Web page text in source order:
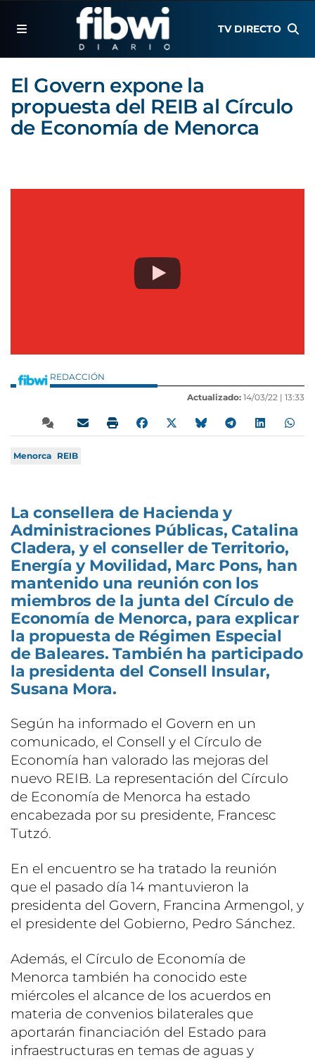
TV DIRECTO
El Govern expone la
propuesta del REIB al Círculo
de Economía de Menorca
REDACCIÓN
Actualizado: 14/03/22 | 13:33
Menorca REIB
La consellera de Hacienda y
Administraciones Públicas, Catalina
Cladera, y el conseller de Territorio,
Energía y Movilidad, Marc Pons, han
mantenido una reunión con los
miembros de la junta del Círculo de
Economía de Menorca, para explicar
la propuesta de Régimen Especial
de Baleares. También ha participado
la presidenta del Consell Insular,
Susana Mora.
Según ha informado el Govern en un
comunicado, el Consell y el Círculo de
Economía han valorado las mejoras del
nuevo REIB. La representación del Círculo
de Economía de Menorca ha estado
encabezada por su presidente, Francesc
Tutzó.
En el encuentro se ha tratado la reunión
que el pasado día 14 mantuvieron la
presidenta del Govern, Francina Armengol, y
el presidente del Gobierno, Pedro Sánchez.
Además, el Círculo de Economía de
Menorca también ha conocido este
miércoles el alcance de los acuerdos en
materia de convenios bilaterales que
aportarán financiación del Estado para
infraestructuras en temas de aguas y